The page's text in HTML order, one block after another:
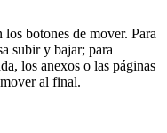
botones de mover. Para
subir y bajar; para
los anexos o las páginas
al final.